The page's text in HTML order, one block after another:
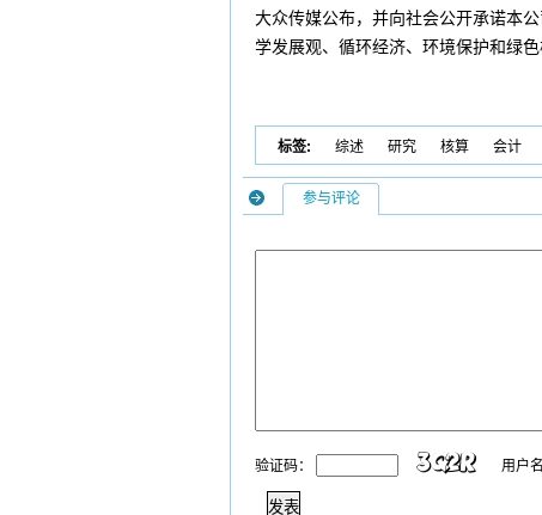
大众传媒公布，并向社会公开承诺本
学发展观、循环经济、环境保护和绿
标签: 综述 研究 核算 会计
参与评论
验证码： 用户名